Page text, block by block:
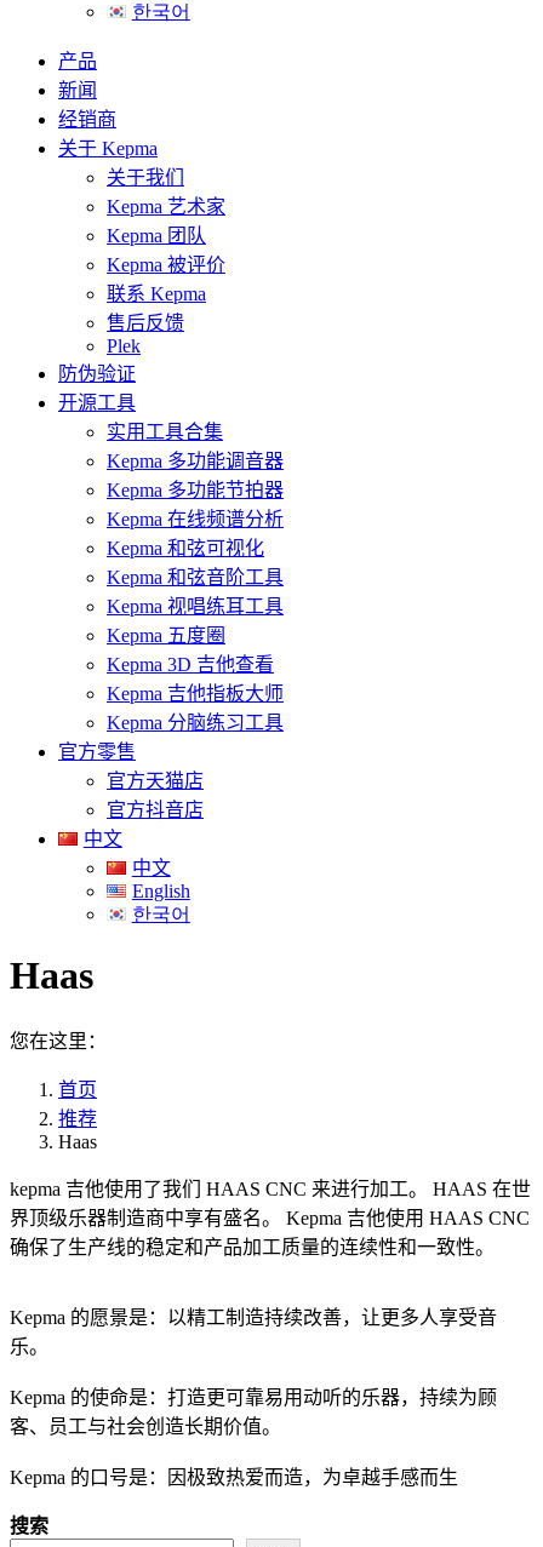
한국어
产品
新闻
经销商
关于 Kepma
关于我们
Kepma 艺术家
Kepma 团队
Kepma 被评价
联系 Kepma
售后反馈
Plek
防伪验证
开源工具
实用工具合集
Kepma 多功能调音器
Kepma 多功能节拍器
Kepma 在线频谱分析
Kepma 和弦可视化
Kepma 和弦音阶工具
Kepma 视唱练耳工具
Kepma 五度圈
Kepma 3D 吉他查看
Kepma 吉他指板大师
Kepma 分脑练习工具
官方零售
官方天猫店
官方抖音店
中文
中文
English
한국어
Haas
您在这里：
首页
推荐
Haas
kepma 吉他使用了我们 HAAS CNC 来进行加工。 HAAS 在世
界顶级乐器制造商中享有盛名。 Kepma 吉他使用 HAAS CNC
确保了生产线的稳定和产品加工质量的连续性和一致性。
Kepma 的愿景是：以精工制造持续改善，让更多人享受音
乐。
Kepma 的使命是：打造更可靠易用动听的乐器，持续为顾
客、员工与社会创造长期价值。
Kepma 的口号是：因极致热爱而造，为卓越手感而生
搜索